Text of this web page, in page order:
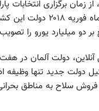
زمان برگزاری انتخابات
اکتبر ۲۰۱۷) تا پایان ماه
دو میلیارد یورو را
آنلاین، دولت آلمان در
دولت جدید تنها وظیفه
فروش سلاح به مناطق